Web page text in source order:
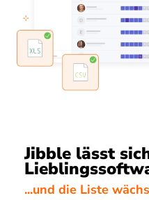
Jibble lässt
...und die Liste